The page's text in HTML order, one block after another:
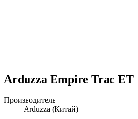
Arduzza Empire Trac ET
Производитель
Arduzza (Китай)